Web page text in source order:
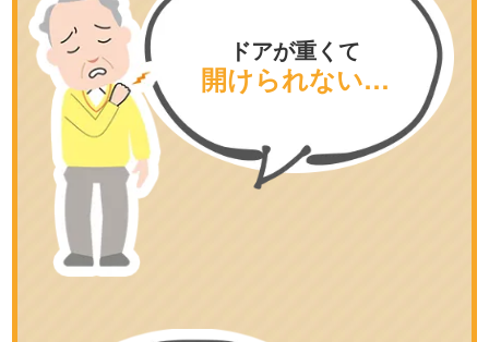
ドアが重くて
開けられない…